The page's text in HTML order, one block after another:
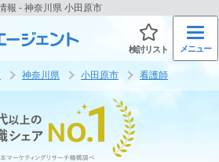
報 - 神奈川県 小田原市
検討リスト メニュー
神奈川県 小田原市 看護師